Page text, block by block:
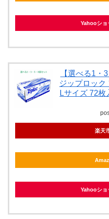
Yahooショ
【選べる1・
ジップロック
Lサイズ 72
楽天
Yahooショ